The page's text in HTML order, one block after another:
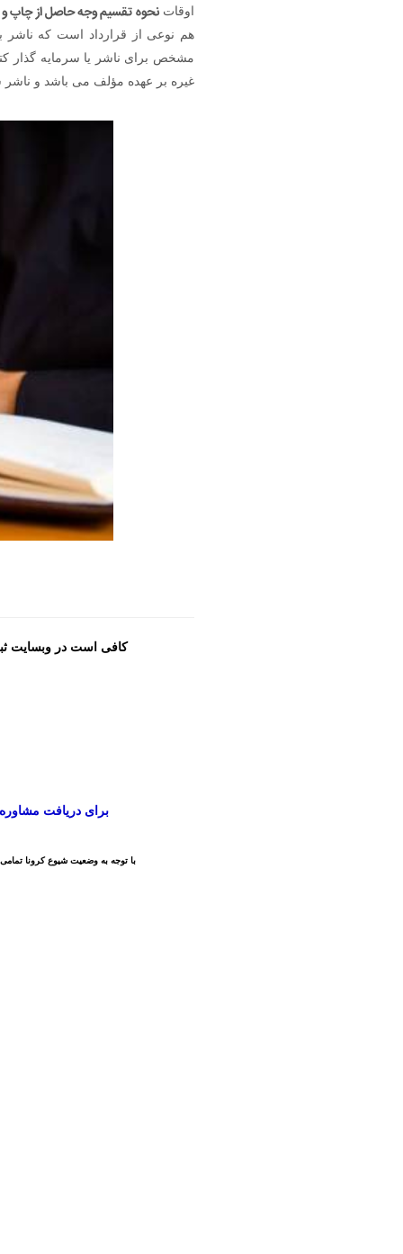
اوقاتنحوه تقسیم وجه حاصل از چاپ
هم نوعی از قرارداد است که ناشر
مشخص برای ناشر یا سرمایه گذار
غیره بر عهده مؤلف می باشد و ناشر
کافی است در وبسایت
برای دریافت مشاوره
با توجه به وضعیت شیوع کرونا